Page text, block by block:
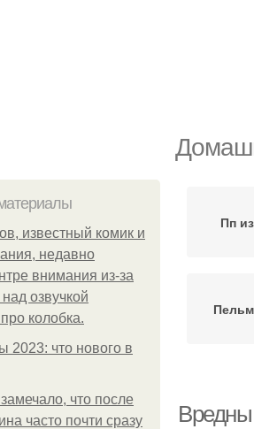
известный комик и
недавно
внимания из-за
озвучкой
колобка.
2023: что нового в
что после
часто почти сразу
Пп